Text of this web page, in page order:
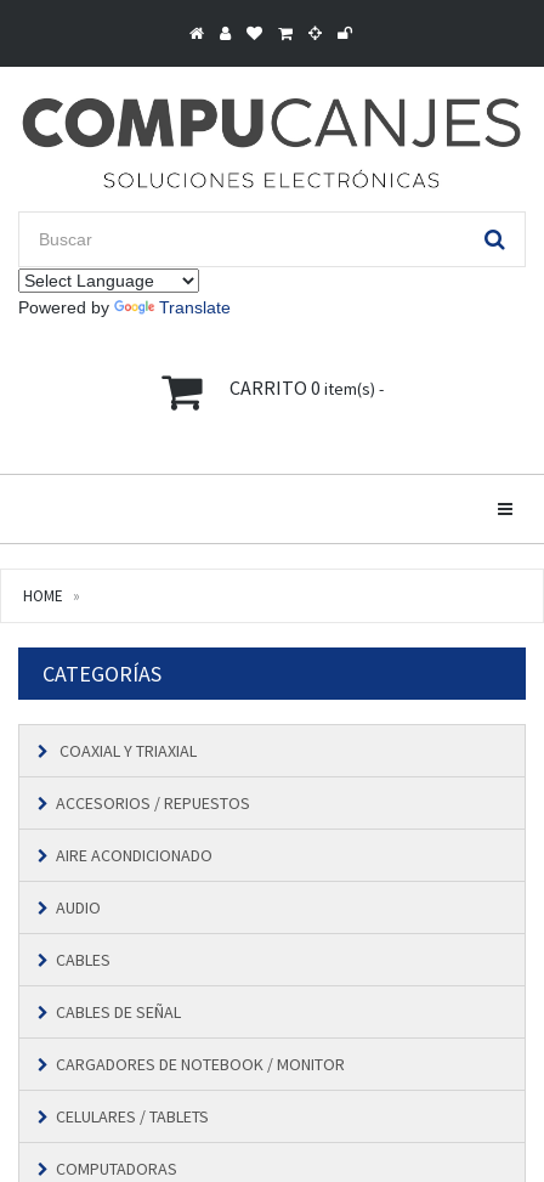
Powered by Translate
CARRITO 0 item(s) -
HOME
CATEGORÍAS
COAXIAL Y TRIAXIAL
ACCESORIOS / REPUESTOS
AIRE ACONDICIONADO
AUDIO
CABLES
CABLES DE SEÑAL
CARGADORES DE NOTEBOOK / MONITOR
CELULARES / TABLETS
COMPUTADORAS